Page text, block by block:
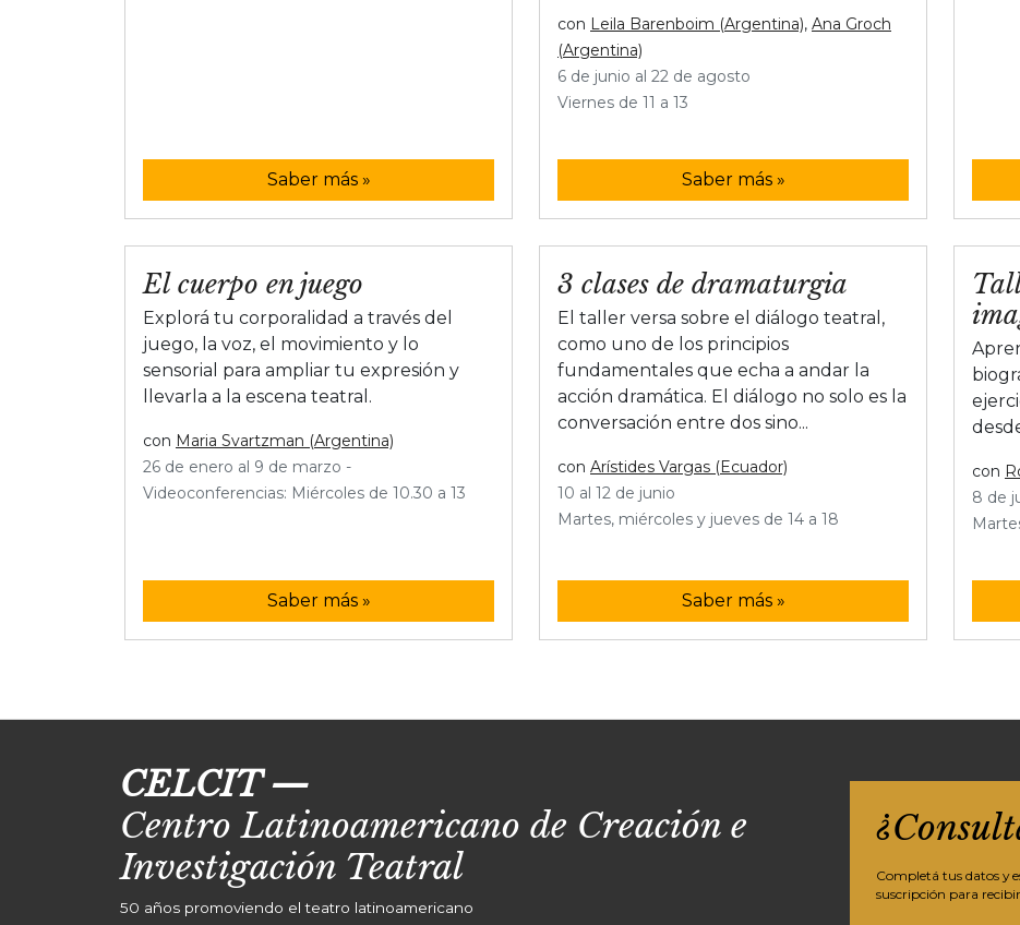
Saber más »
con Leila Barenboim (Argentina), Ana Groch
(Argentina)
6 de junio al 22 de agosto
Viernes de 11 a 13
Saber más »
El cuerpo en juego
Explorá tu corporalidad a través del
juego, la voz, el movimiento y lo
sensorial para ampliar tu expresión y
llevarla a la escena teatral.
con Maria Svartzman (Argentina)
26 de enero al 9 de marzo -
Videoconferencias: Miércoles de 10.30 a 13
Saber más »
3 clases de dramaturgia
El taller versa sobre el diálogo teatral,
como uno de los principios
fundamentales que echa a andar la
acción dramática. El diálogo no solo es la
conversación entre dos sino...
con Arístides Vargas (Ecuador)
10 al 12 de junio
Martes, miércoles y jueves de 14 a 18
Saber más »
con
8 de
CELCIT—
Centro Latinoamericano de Creación e
Investigación Teatral
50 años promoviendo el teatro latinoamericano
Completá tus datos y
suscripción para recibir